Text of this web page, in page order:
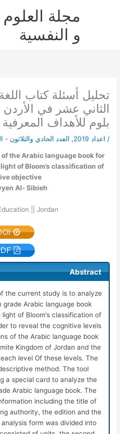
مجلة العلوم
و النفسية
تحليل أسئلة كتاب
الثاني عشر في
بلوم للأهداف المعرفية
/ اعداد 2019 , العدد الحادي والثلاثون -
the Arabic language book for
of Bloom’s classification of
objective
Al- Sibieh
|| Jordan
DOI
PDF
Abstract
the current study is to analyze
Arabic language book
of Bloom’s classification of
to reveal the cognitive levels
of the Arabic language book
Kingdom of Jordan and the
level Of these levels. The
method. The tool
a special card to analyze the
Arabic language book. The
including the title of
authority, the edition and the
form was divided into